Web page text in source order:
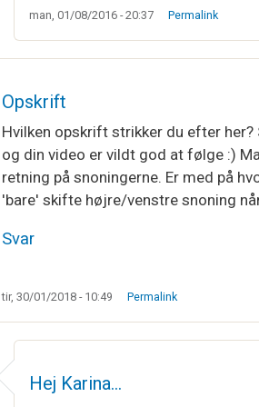
man, 01/08/2016 - 20:37 Permalink
Opskrift
Hvilken opskrift strikker du efter
og din video er vildt god at følge :)
retning på snoningerne. Er med på
'bare' skifte højre/venstre snoning
Svar
tir, 30/01/2018 - 10:49 Permalink
Hej Karina…